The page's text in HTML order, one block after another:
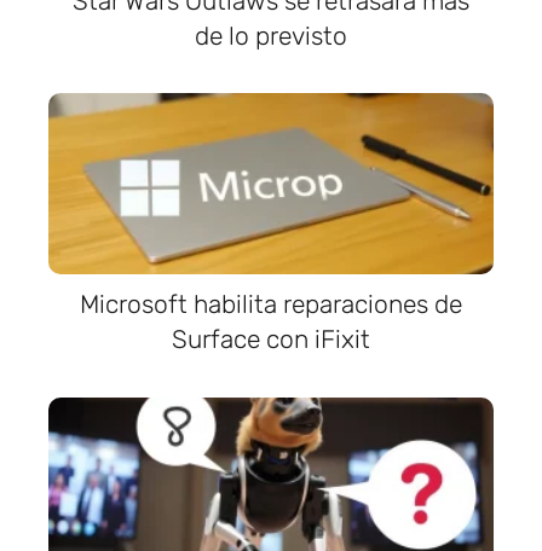
de lo previsto
Microsoft habilita reparaciones de
Surface con iFixit